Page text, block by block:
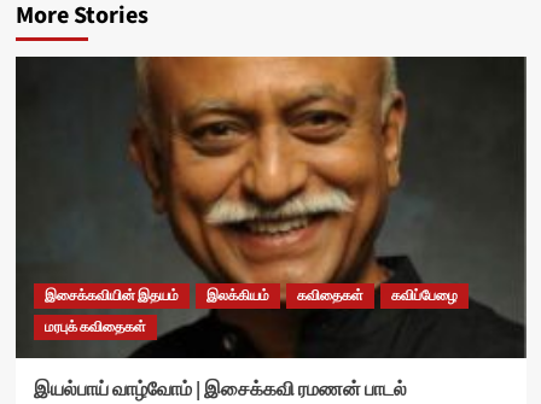
More Stories
இசைக்கவியின் இதயம் இலக்கியம் கவிதைகள்
கவிப்பேழை
மரபுக் கவிதைகள்
இயல்பாய் வாழ்வோம் | இசைக்கவி ரமணன் பாடல்